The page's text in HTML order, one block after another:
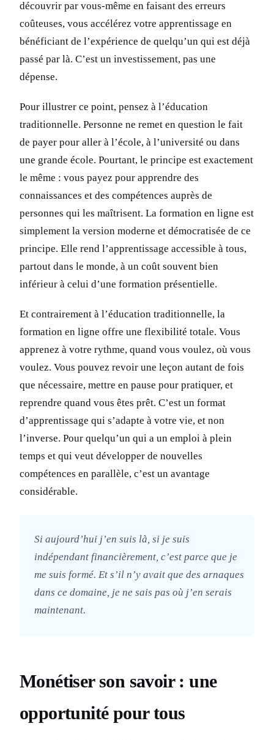
découvrir par vous-même en faisant des erreurs
coûteuses, vous accélérez votre apprentissage en
bénéficiant de l’expérience de quelqu’un qui est déjà
passé par là. C’est un investissement, pas une
dépense.
Pour illustrer ce point, pensez à l’éducation
traditionnelle. Personne ne remet en question le fait
de payer pour aller à l’école, à l’université ou dans
une grande école. Pourtant, le principe est exactement
le même : vous payez pour apprendre des
connaissances et des compétences auprès de
personnes qui les maîtrisent. La formation en ligne est
simplement la version moderne et démocratisée de ce
principe. Elle rend l’apprentissage accessible à tous,
partout dans le monde, à un coût souvent bien
inférieur à celui d’une formation présentielle.
Et contrairement à l’éducation traditionnelle, la
formation en ligne offre une flexibilité totale. Vous
apprenez à votre rythme, quand vous voulez, où vous
voulez. Vous pouvez revoir une leçon autant de fois
que nécessaire, mettre en pause pour pratiquer, et
reprendre quand vous êtes prêt. C’est un format
d’apprentissage qui s’adapte à votre vie, et non
l’inverse. Pour quelqu’un qui a un emploi à plein
temps et qui veut développer de nouvelles
compétences en parallèle, c’est un avantage
considérable.
Si aujourd’hui j’en suis là, si je suis
indépendant financièrement, c’est parce que je
me suis formé. Et s’il n’y avait que des arnaques
dans ce domaine, je ne sais pas où j’en serais
maintenant.
Monétiser son savoir : une
opportunité pour tous